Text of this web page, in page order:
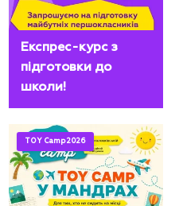
Експрес-курс з
підготовки до
школи!
TOY Camp 2026